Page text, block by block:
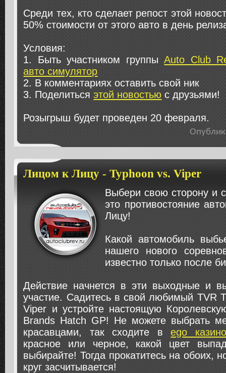
Среди тех, кто сделает репост этой
50% стоимости от этого авто в день
Условия:
1. Быть участником группыAuto Club
авто симулятор
2. В комментариях оставить свой ник
3. Поделитьсяэтой новостью с друзьями!
Розыгрыш будет проведен 20 февраля.
Лицом к Лицу - Typhoon vs. Viper
Выбери свою сторону и
это противостояние
Лицу!
Какой автомобиль
нашего нового
известно только после
Действие начнется в эти выходные и
участие. Садитесь в свой любимый TVR
Viper и устройте настоящую
Brands Hatch GP! Не можете выбрать
красавцами, так сходите вego казино
красное или черное, какой цвет
выбирайте! Тогда прокатитесь на обоих,
круг засчитывается!